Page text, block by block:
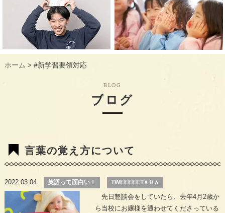
クラス紹介 CLASS
先生紹介 INSTRUCTORS
ギャラリー GALLERY
ホーム > #新学習要領対応
BLOG
ブログ
言葉の覚え方について
2022.03.04 英語って面白い！ TWEEEEET∧ θ ∧
先日懇談会をしていたら、去年4月2歳か
ら当校にお嬢様を通わせてくださっている